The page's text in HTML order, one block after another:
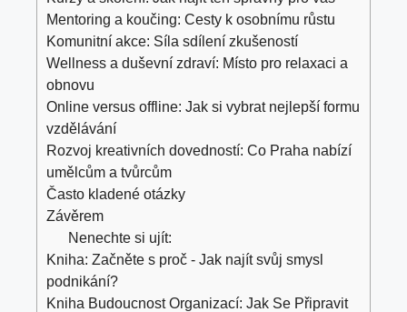
Mentoring a koučing: Cesty k osobnímu růstu
Komunitní akce: Síla sdílení zkušeností
Wellness a duševní zdraví: Místo pro relaxaci a
obnovu
Online versus offline: Jak si vybrat nejlepší formu
vzdělávání
Rozvoj kreativních dovedností: Co Praha nabízí
umělcům a tvůrcům
Často kladené otázky
Závěrem
Nenechte si ujít:
Kniha: Začněte s proč - Jak najít svůj smysl
podnikání?
Kniha Budoucnost Organizací: Jak Se Připravit